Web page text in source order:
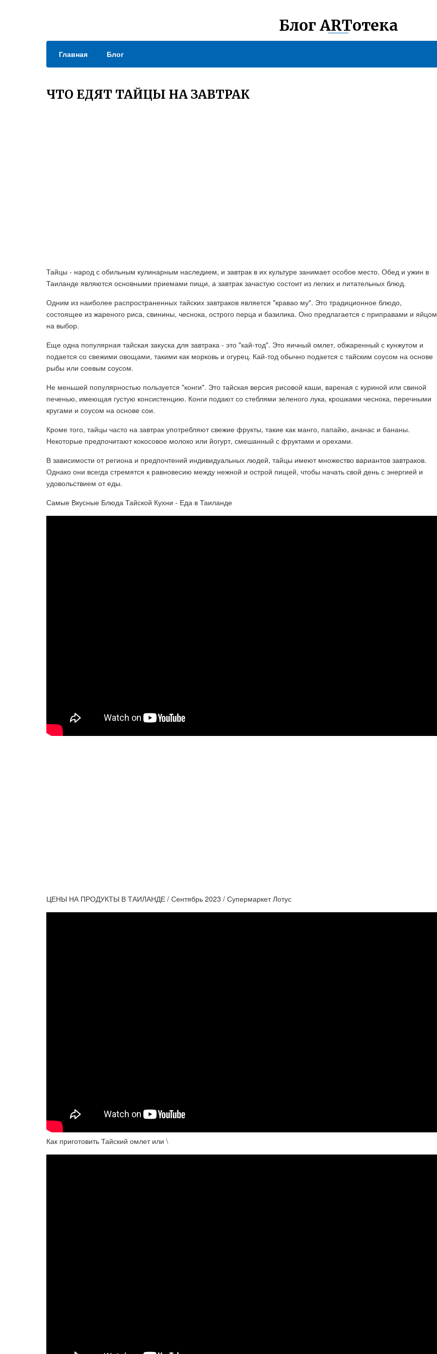
Блог ARTотека
Главная Блог
ЧТО ЕДЯТ ТАЙЦЫ НА ЗАВТРАК
Тайцы - народ с обильным кулинарным наследием, и завтрак в их культуре занимает особое место. Обед и ужин в
Таиланде являются основными приемами пищи, а завтрак зачастую состоит из легких и питательных блюд.
Одним из наиболее распространенных тайских завтраков является "кравао му". Это традиционное блюдо,
состоящее из жареного риса, свинины, чеснока, острого перца и базилика. Оно предлагается с приправами и яйцом
на выбор.
Еще одна популярная тайская закуска для завтрака - это "кай-тод". Это яичный омлет, обжаренный с кунжутом и
подается со свежими овощами, такими как морковь и огурец. Кай-тод обычно подается с тайским соусом на основе
рыбы или соевым соусом.
Не меньшей популярностью пользуется "конги". Это тайская версия рисовой каши, вареная с куриной или свиной
печенью, имеющая густую консистенцию. Конги подают со стеблями зеленого лука, крошками чеснока, перечными
кругами и соусом на основе сои.
Кроме того, тайцы часто на завтрак употребляют свежие фрукты, такие как манго, папайю, ананас и бананы.
Некоторые предпочитают кокосовое молоко или йогурт, смешанный с фруктами и орехами.
В зависимости от региона и предпочтений индивидуальных людей, тайцы имеют множество вариантов завтраков.
Однако они всегда стремятся к равновесию между нежной и острой пищей, чтобы начать свой день с энергией и
удовольствием от еды.
Самые Вкусные Блюда Тайской Кухни - Еда в Таиланде
ЦЕНЫ НА ПРОДУКТЫ В ТАИЛАНДЕ / Сентябрь 2023 / Супермаркет Лотус
Как приготовить Тайский омлет или \